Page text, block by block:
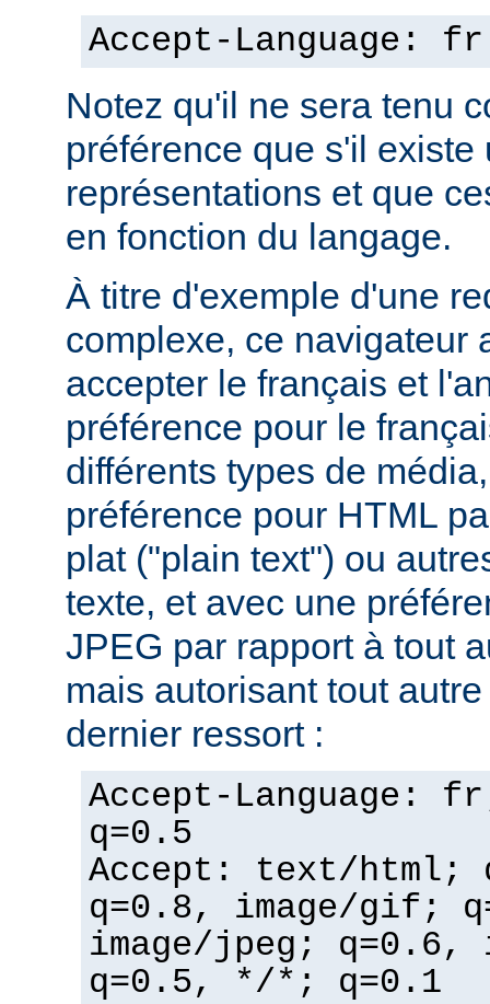
Accept-Language: fr
Notez qu'il ne sera tenu
préférence que s'il existe
représentations et que
en fonction du langage.
À titre d'exemple d'une
complexe, ce navigateur
accepter le français et
préférence pour le
différents types de
préférence pour HTML
plat ("plain text") ou
texte, et avec une
JPEG par rapport à tout
mais autorisant tout
dernier ressort :
Accept-Language:
q=0.5
Accept: text/html;
q=0.8, image/gif;
image/jpeg; q=0.6,
q=0.5, */*; q=0.1